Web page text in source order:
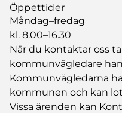
Öppettider
Måndag–fredag
kl. 8.00–16.30
När du kontaktar oss
kommunvägledare
Kommunvägledarna
kommunen och kan
Vissa ärenden kan